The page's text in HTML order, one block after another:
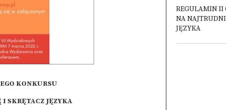
KONKURSU
SKRĘTACZ JĘZYKA
REGULAMIN II
NA
JĘZYKA